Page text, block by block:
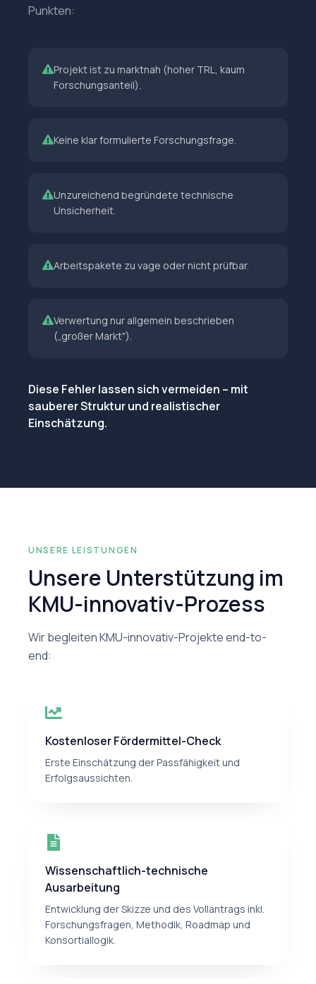
Punkten:
Projekt ist zu marktnah (hoher TRL, kaum
Forschungsanteil).
Keine klar formulierte Forschungsfrage.
Unzureichend begründete technische
Unsicherheit.
Arbeitspakete zu vage oder nicht prüfbar.
Verwertung nur allgemein beschrieben
(„großer Markt").
Diese Fehler lassen sich vermeiden – mit
sauberer Struktur und realistischer
Einschätzung.
UNSERE LEISTUNGEN
Unsere Unterstützung im
KMU-innovativ-Prozess
Wir begleiten KMU-innovativ-Projekte end-to-
end:
Kostenloser Fördermittel-Check
Erste Einschätzung der Passfähigkeit und
Erfolgsaussichten.
Wissenschaftlich-technische
Ausarbeitung
Entwicklung der Skizze und des Vollantrags inkl.
Forschungsfragen, Methodik, Roadmap und
Konsortiallogik.